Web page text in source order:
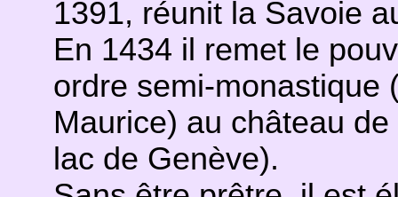
1391, réunit la Savoie
En 1434 il remet le
ordre semi-monastique
Maurice) au château
lac de Genève).